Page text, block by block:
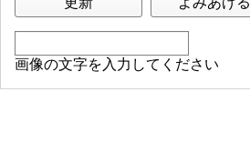
画像の文字を入力してください